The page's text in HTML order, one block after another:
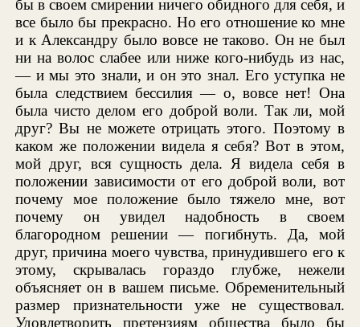
бы в своем смирении ничего обидного для себя, и
все было бы прекрасно. Но его отношение ко мне
и к Александру было вовсе не таково. Он не был
ни на волос слабее или ниже кого-нибудь из нас,
— и мы это знали, и он это знал. Его уступка не
была следствием бессилия — о, вовсе нет! Она
была чисто делом его доброй воли. Так ли, мой
друг? Вы не можете отрицать этого. Поэтому в
каком же положении видела я себя? Вот в этом,
мой друг, вся сущность дела. Я видела себя в
положении зависимости от его доброй воли, вот
почему мое положение было тяжело мне, вот
почему он увидел надобность в своем
благородном решении — погибнуть. Да, мой
друг, причина моего чувства, принудившего его к
этому, скрывалась гораздо глубже, нежели
объясняет он в вашем письме. Обременительный
размер признательности уже не существовал.
Удовлетворить претензиям общества было бы